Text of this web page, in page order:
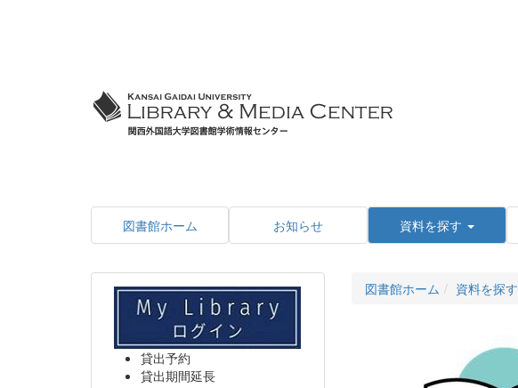
図書館ホーム お知らせ 資料を探す
図書館ホーム 資料を探す
貸出予約
貸出期間延長